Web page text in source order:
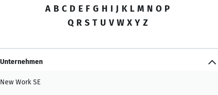
A B C D E F G H I J K L M N O P
Q R S T U V W X Y Z
Unternehmen
New Work SE